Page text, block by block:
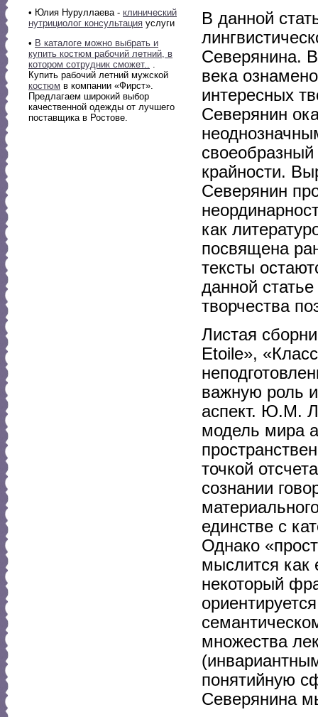
• Юлия Нуруллаева - клинический
нутрициолог консультация услуги
• В каталоге можно выбрать и
купить костюм рабочий летний, в
котором сотрудник сможет.. .
Купить рабочий летний мужской
костюм в компании «Фирст».
Предлагаем широкий выбор
качественной одежды от лучшего
поставщика в Ростове.
В данной
Северянина.
века
интересных
Северянин
крайности.
Северянин
как
посвящена
тексты
данной
творчества
Листая
Etoile»,
важную роль
аспект. Ю.М.
модель мира
точкой
сознании
единстве с
Однако
мыслится как
некоторый
множества
понятийную
Северянина